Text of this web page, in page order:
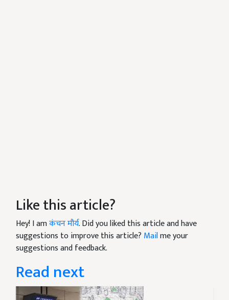
Like this article?
Hey! I amकंचन मौर्य. Did you liked this article and have
suggestions to improve this article? Mailme your
suggestions and feedback.
Read next